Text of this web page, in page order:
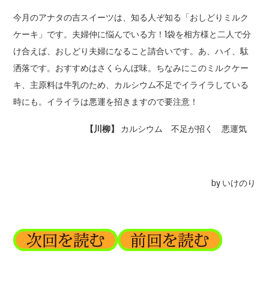
今月のアナタの吉スイーツは、知る人ぞ知る「おしどりミルク
ケーキ」です。夫婦仲に悩んでいる方！1袋を相方様と二人で分
け合えば、おしどり夫婦になること請合いです。あ、ハイ、駄
洒落です。おすすめはさくらんぼ味。ちなみにこのミルクケー
キ、主原料は牛乳のため、カルシウム不足でイライラしている
時にも。イライラは悪運を招きますので要注意！
【川柳】 カルシウム 不足が招く 悪運気
by いけのり